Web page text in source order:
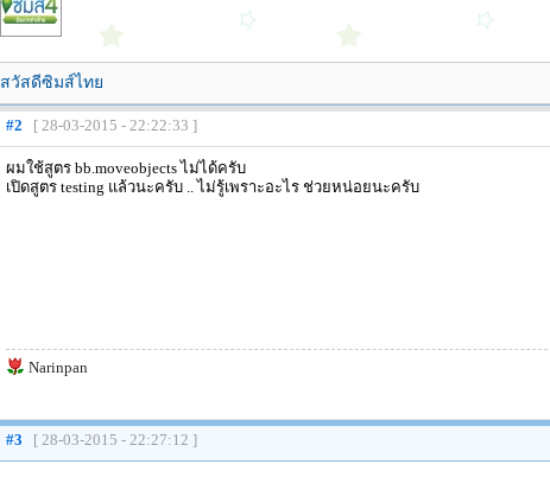
สวัสดีซิมส์ไทย
#2 [ 28-03-2015 - 22:22:33 ]
ผมใช้สูตร bb.moveobjects ไม่ได้ครับ
เปิดสูตร testing แล้วนะครับ .. ไม่รู้เพราะอะไร ช่วยหน่อยนะครับ
Narinpan
#3 [ 28-03-2015 - 22:27:12 ]